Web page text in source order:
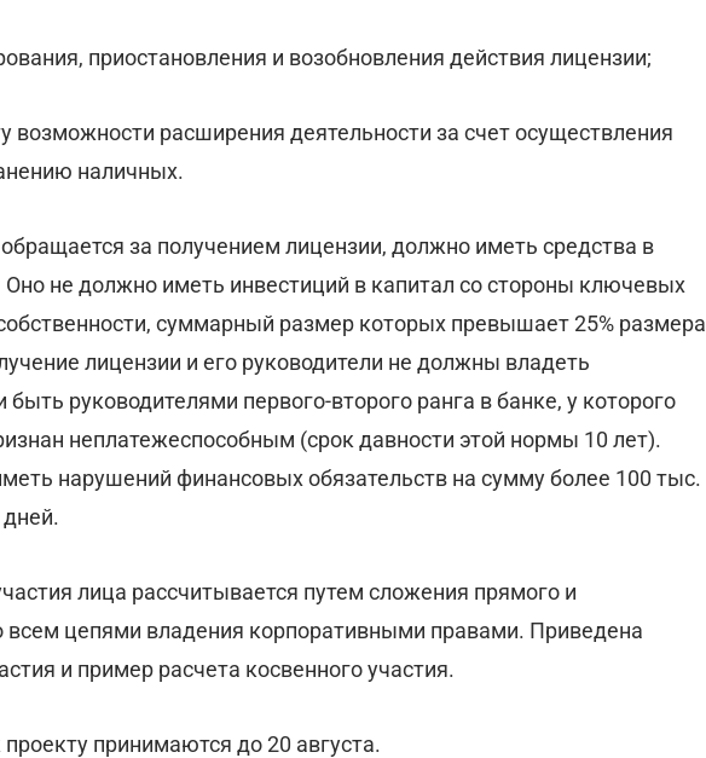
приостановления и возобновления действия лицензии;
возможности расширения деятельности за счет осуществления
наличных.
за получением лицензии, должно иметь средства в
не должно иметь инвестиций в капитал со стороны ключевых
суммарный размер которых превышает 25% размера
лицензии и его руководители не должны владеть
руководителями первого-второго ранга в банке, у которого
неплатежеспособным (срок давности этой нормы 10 лет).
нарушений финансовых обязательств на сумму более 100 тыс.
лица рассчитывается путем сложения прямого и
всем цепями владения корпоративными правами. Приведена
и пример расчета косвенного участия.
принимаются до 20 августа.